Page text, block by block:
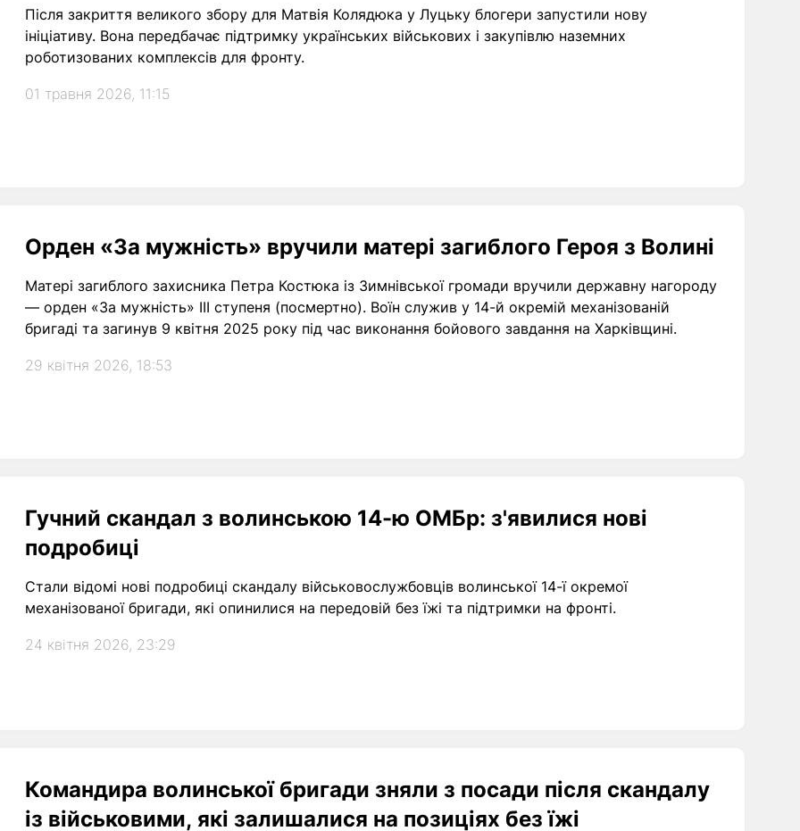
Після закриття великого збору для Матвія Колядюка у Луцьку блогери запустили нову
ініціативу. Вона передбачає підтримку українських військових і закупівлю наземних
роботизованих комплексів для фронту.
01 травня 2026, 11:15
Орден «За мужність» вручили матері загиблого Героя з Волині
Матері загиблого захисника Петра Костюка із Зимнівської громади вручили державну нагороду
— орден «За мужність» ІІІ ступеня (посмертно). Воїн служив у 14-й окремій механізованій
бригаді та загинув 9 квітня 2025 року під час виконання бойового завдання на Харківщині.
29 квітня 2026, 18:53
Гучний скандал з волинською 14-ю ОМБр: з'явилися нові
подробиці
Стали відомі нові подробиці скандалу військовослужбовців волинської 14-ї окремої
механізованої бригади, які опинилися на передовій без їжі та підтримки на фронті.
24 квітня 2026, 23:29
Командира волинської бригади зняли з посади після скандалу
із військовими, які залишалися на позиціях без їжі